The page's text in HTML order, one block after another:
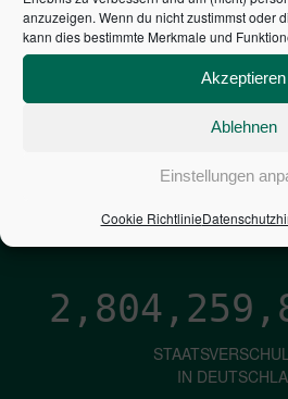
anzuzeigen. Wenn du nicht zustimmst oder
kann dies bestimmte Merkmale und
Akzeptieren
Ablehnen
Einstellungen
Cookie RichtliniePRO
IN